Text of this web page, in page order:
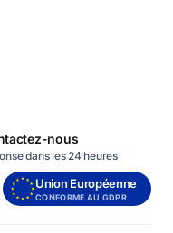
nous
dans les 24 heures
Union Européenne
CONFORME AU GDPR